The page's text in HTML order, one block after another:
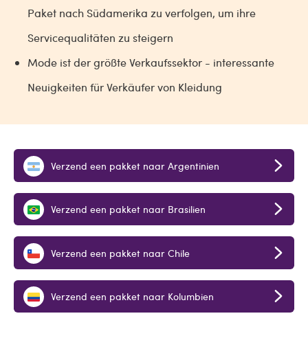
Paket nach Südamerika zu verfolgen, um ihre
Servicequalitäten zu steigern
Mode ist der größte Verkaufssektor - interessante
Neuigkeiten für Verkäufer von Kleidung
Verzend een pakket naar Argentinien
Verzend een pakket naar Brasilien
Verzend een pakket naar Chile
Verzend een pakket naar Kolumbien